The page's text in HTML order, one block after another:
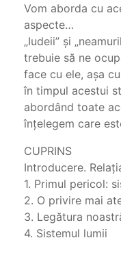
Vom aborda cu
aspecte…
„Iudeii” și
trebuie să ne
face cu ele, așa
în timpul acestui
abordând toate
înțelegem care
CUPRINS
Introducere.
1. Primul pericol:
2. O privire mai
3. Legătura
4. Sistemul lumii